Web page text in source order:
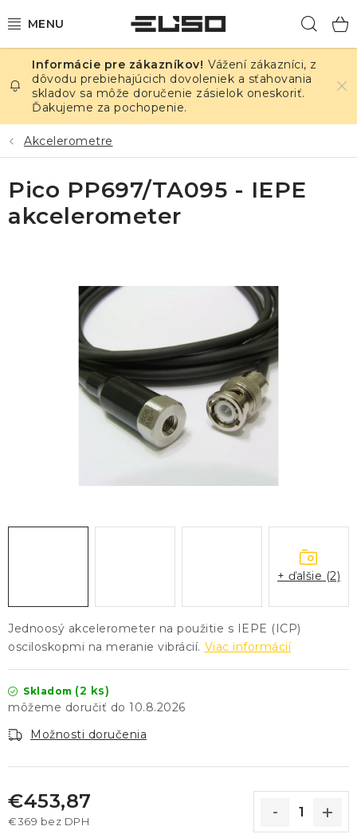
na
ELEKTRINA
TEPLOTA A VLHKOSŤ
TLAK A ÚNIKY
ZÁZNAMNÍKY
KONTAKTY
Obchodné podmienky GDPR Slovník pojmov
Vážení zákazníci, z
dôvodu prebiehajúcich dovoleniek a sťahovania
skladov sa môže doručenie zásielok oneskoriť.
Ďakujeme za pochopenie.
Akcelerometre
Jednoosý akcelerometer na použitie s IEPE (ICP)
osciloskopmi na meranie vibrácií. Viac informácií
Skladom (2 ks)
10.8.2026
Možnosti doručenia
€453,87
€369 bez DPH
Pico PP697/TA095 - IEPE
akcelerometer
+ ďalšie (2)